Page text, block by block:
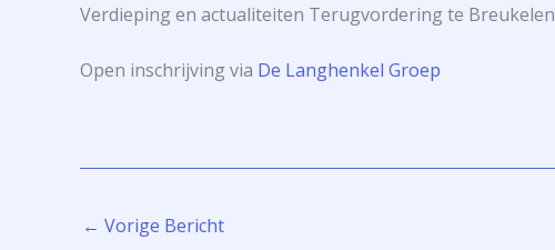
Verdieping en actualiteiten Terugvordering te Breukelen
Open inschrijving via De Langhenkel Groep
← Vorige Bericht